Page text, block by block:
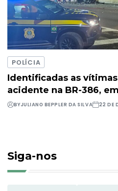
POLÍCIA
Identificadas as
acidente na BR-386,
BYJULIANO BEPPLER DA SILVA 22 DE
Siga-nos